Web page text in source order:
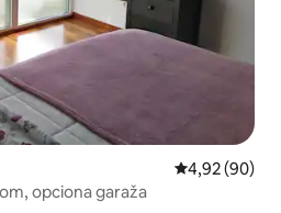
Prosečna
4,92 (90)
opciona garaža